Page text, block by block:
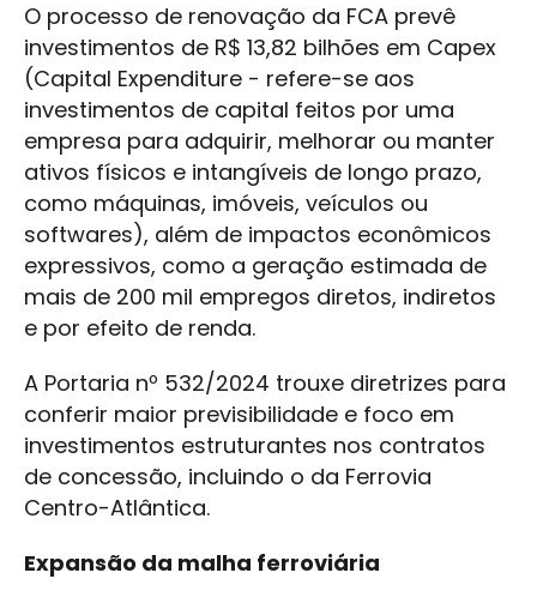
O processo de renovação da FCA prevê
investimentos de R$ 13,82 bilhões em Capex
(Capital Expenditure - refere-se aos
investimentos de capital feitos por uma
empresa para adquirir, melhorar ou manter
ativos físicos e intangíveis de longo prazo,
como máquinas, imóveis, veículos ou
softwares), além de impactos econômicos
expressivos, como a geração estimada de
mais de 200 mil empregos diretos, indiretos
e por efeito de renda.
A Portaria nº 532/2024 trouxe diretrizes para
conferir maior previsibilidade e foco em
investimentos estruturantes nos contratos
de concessão, incluindo o da Ferrovia
Centro-Atlântica.
Expansão da malha ferroviária